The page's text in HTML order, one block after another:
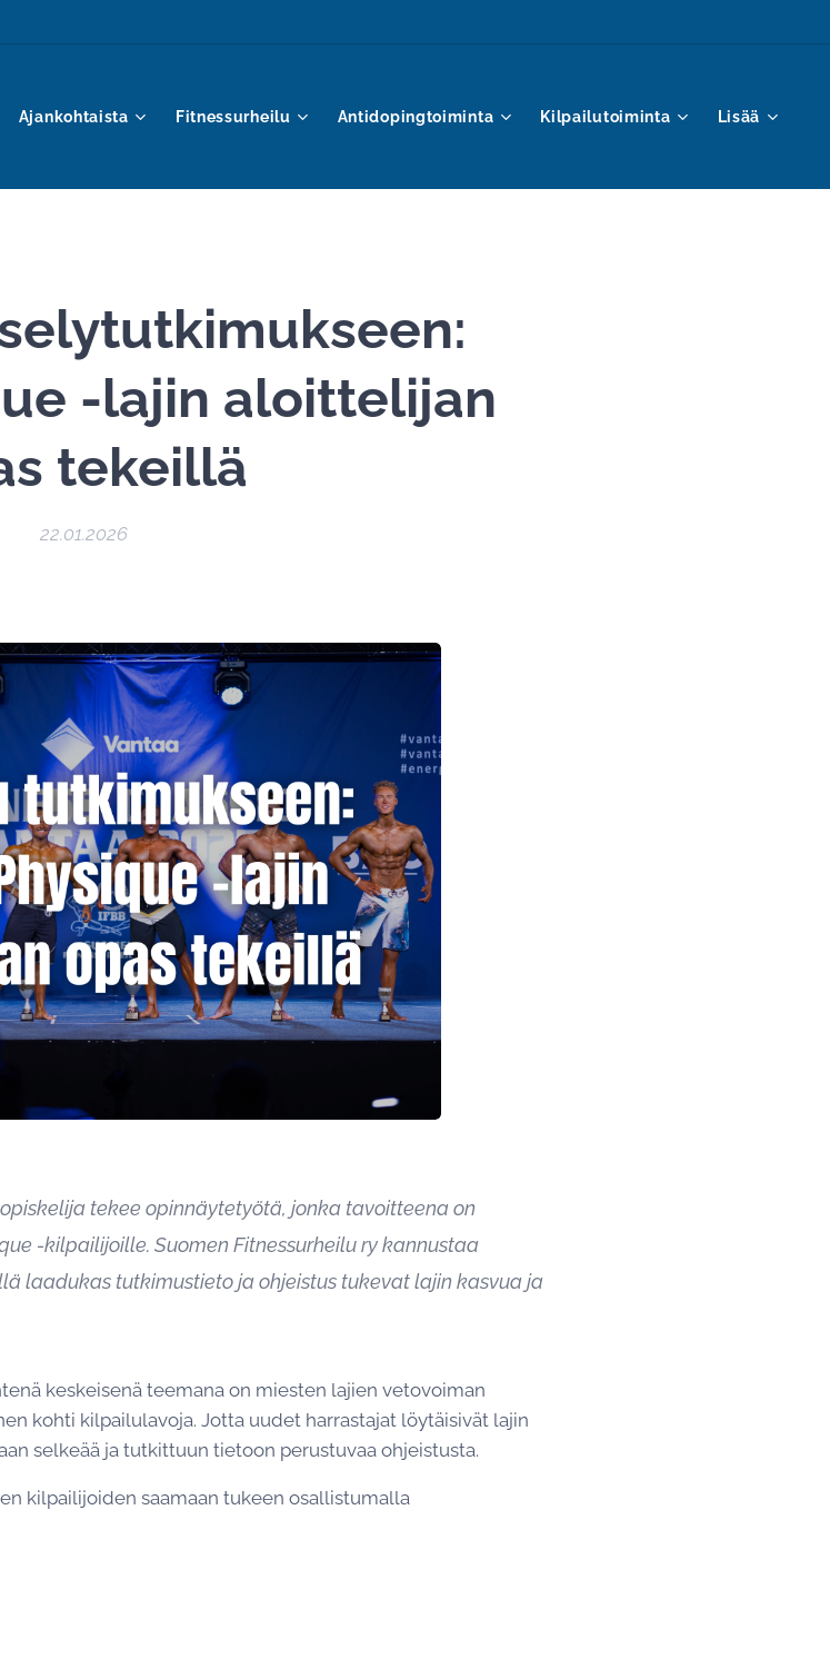
Ajankohtaista Fitnessurheilu Antidopingtoiminta Kilpailutoiminta Lisää
-lajin aloittelijan
tekeillä
22.01.2026
tekee opinnäytetyötä, jonka tavoitteena on
-kilpailijoille. Suomen Fitnessurheilu ry kannustaa
laadukas tutkimustieto ja ohjeistus tukevat lajin kasvua ja
keskeisenä teemana on miesten lajien vetovoiman
kohti kilpailulavoja. Jotta uudet harrastajat löytäisivät lajin
selkeää ja tutkittuun tietoon perustuvaa ohjeistusta.
kilpailijoiden saamaan tukeen osallistumalla